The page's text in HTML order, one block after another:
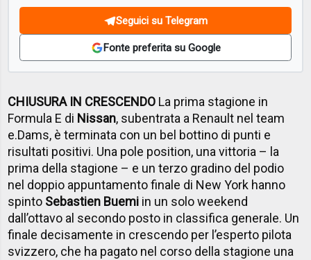
Seguici su Telegram
Fonte preferita su Google
CHIUSURA IN CRESCENDO La prima stagione in
Formula E di Nissan, subentrata a Renault nel team
e.Dams, è terminata con un bel bottino di punti e
risultati positivi. Una pole position, una vittoria – la
prima della stagione – e un terzo gradino del podio
nel doppio appuntamento finale di New York hanno
spinto Sebastien Buemi in un solo weekend
dall’ottavo al secondo posto in classifica generale. Un
finale decisamente in crescendo per l’esperto pilota
svizzero, che ha pagato nel corso della stagione una